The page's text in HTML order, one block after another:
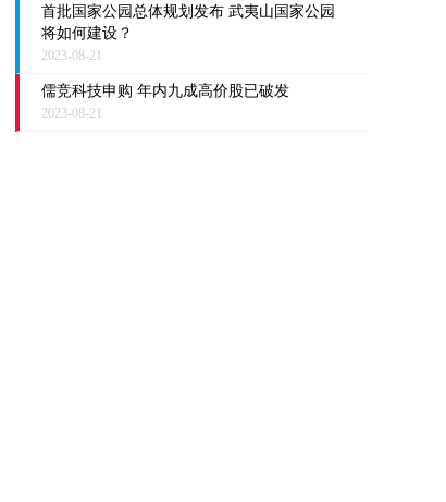
首批国家公园总体规划发布 武夷山国家公园
将如何建设？
2023-08-21
儒竞科技申购 年内九成高价股已破发
2023-08-21